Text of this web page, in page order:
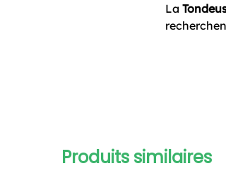
La
Produits similaires